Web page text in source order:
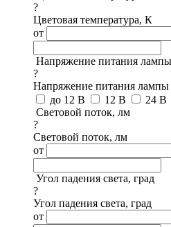
?
Цветовая температура, К
от
Напряжение питания лампы
?
Напряжение питания лампы
до 12 В
12 В 24 В
Световой поток, лм
?
Световой поток, лм
от
Угол падения света, град
?
Угол падения света, град
от